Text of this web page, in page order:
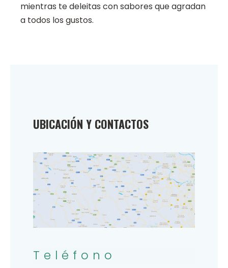
mientras te deleitas con sabores que agradan
a todos los gustos.
UBICACIÓN Y CONTACTOS
Teléfono